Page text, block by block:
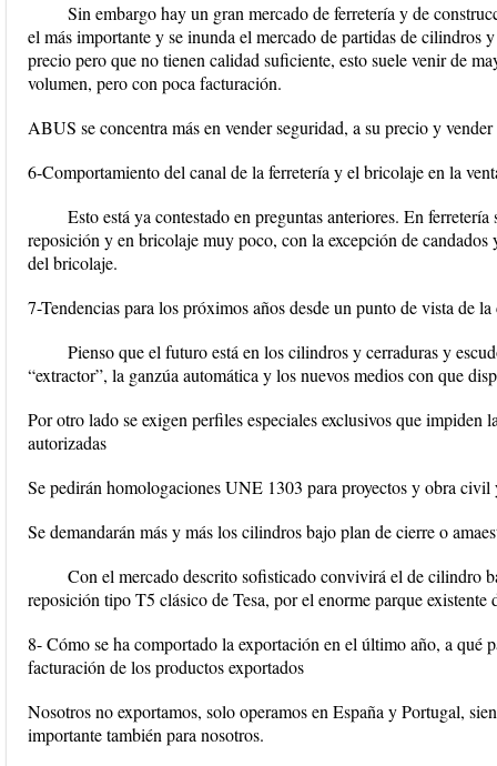
Sin embargo hay un gran mercado de ferretería y de
el más importante y se inunda el mercado de partidas de cilindros
precio pero que no tienen calidad suficiente, esto suele venir de
volumen, pero con poca facturación.
ABUS se concentra más en vender seguridad, a su precio y
6-Comportamiento del canal de la ferretería y el bricolaje en la
Esto está ya contestado en preguntas anteriores. En
reposición y en bricolaje muy poco, con la excepción de candados
del bricolaje.
7-Tendencias para los próximos años desde un punto de vista de
Pienso que el futuro está en los cilindros y cerraduras y
“extractor”, la ganzúa automática y los nuevos medios con que
Por otro lado se exigen perfiles especiales exclusivos que impiden
autorizadas
Se pedirán homologaciones UNE 1303 para proyectos y obra
Se demandarán más y más los cilindros bajo plan de cierre o
Con el mercado descrito sofisticado convivirá el de cilindro
reposición tipo T5 clásico de Tesa, por el enorme parque existente
8- Cómo se ha comportado la exportación en el último año, a qué
facturación de los productos exportados
Nosotros no exportamos, solo operamos en España y Portugal,
importante también para nosotros.